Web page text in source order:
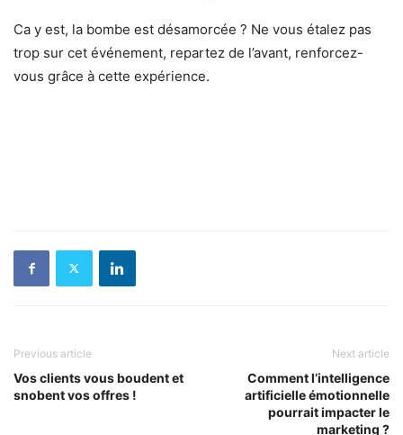
Ca y est, la bombe est désamorcée ? Ne vous étalez pas
trop sur cet événement, repartez de l’avant, renforcez-
vous grâce à cette expérience.
Previous article
Vos clients vous boudent et
snobent vos offres !
Next article
Comment l’intelligence
artificielle émotionnelle
pourrait impacter le
marketing ?